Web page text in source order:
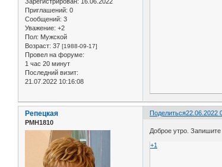
Приглашений: 0
Сообщений: 3
Уважение: +2
Пол: Мужской
Возраст: 37 [1988-09-17]
Провел на форуме:
1 час 20 минут
Последний визит:
21.07.2022 10:16:08
Поделиться22.06.2022
Репецкая
РМН1810
Доброе утро.
+1